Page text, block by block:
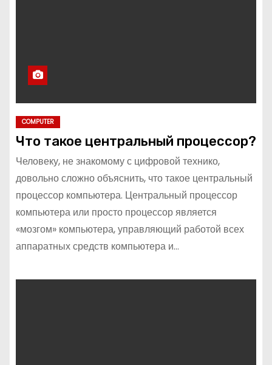
COMPUTER
Что такое центральный процессор?
Человеку, не знакомому с цифровой технико,
довольно сложно объяснить, что такое центральный
процессор компьютера. Центральный процессор
компьютера или просто процессор является
«мозгом» компьютера, управляющий работой всех
аппаратных средств компьютера и…